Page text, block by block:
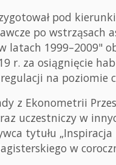
pod
po
latach 1999–2009"
r. za osiągnięcie
na
z Ekonometrii
uczestniczy w
tytułu
w